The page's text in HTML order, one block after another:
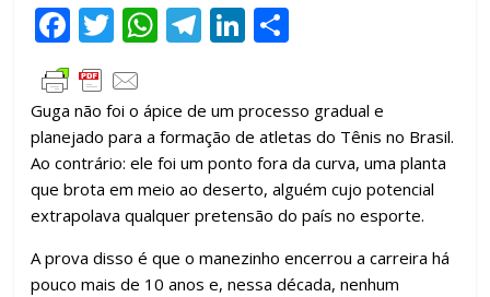
F
ac
e
b
o
o
k
T
w
itt
er
W
at
s
A
p
p
T
gr
a
m
Li
e
dI
n
p
ar
til
h
ar
Guga não foi o ápice de um processo gradual e
planejado para a formação de atletas do Tênis no Brasil.
Ao contrário: ele foi um ponto fora da curva, uma planta
que brota em meio ao deserto, alguém cujo potencial
extrapolava qualquer pretensão do país no esporte.
A prova disso é que o manezinho encerrou a carreira há
pouco mais de 10 anos e, nessa década, nenhum